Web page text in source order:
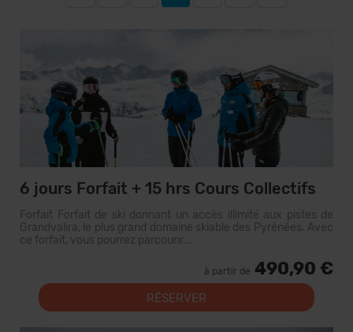
6 jours Forfait + 15 hrs Cours Collectifs
Forfait Forfait de ski donnant un accès illimité aux pistes de
Grandvalira, le plus grand domaine skiable des Pyrénées. Avec
ce forfait, vous pourrez parcourir...
à partir de 490,90 €
RÉSERVER